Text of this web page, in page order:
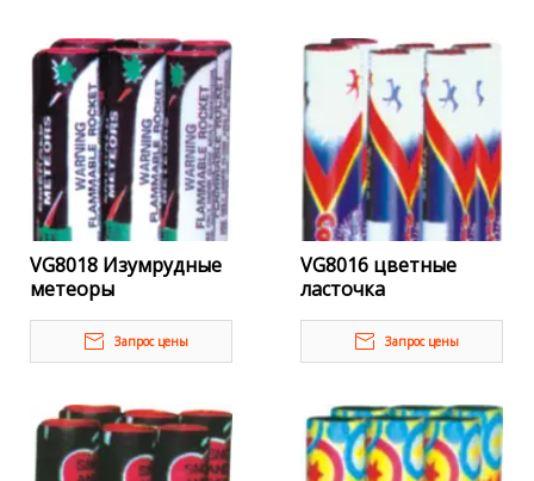
VG8018 Изумрудные
метеоры
Запрос цены
VG8016 цветные
ласточка
Запрос цены